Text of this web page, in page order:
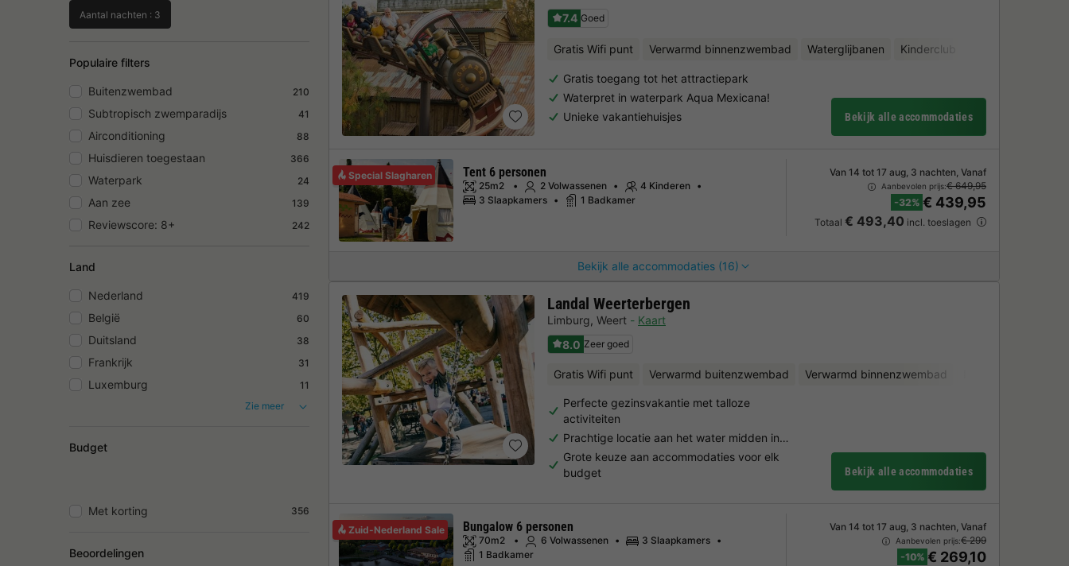
Aantal nachten : 3
Populaire filters
Buitenzwembad 210
Subtropisch zwemparadijs 41
Airconditioning 88
Huisdieren toegestaan 366
Waterpark 24
Aan zee 139
Reviewscore: 8+ 242
Land
Nederland 419
België 60
Duitsland 38
Frankrijk 31
Luxemburg
11
Zie meer
Budget
Met korting 356
Beoordelingen
7.4 Goed
Gratis Wifi punt Verwarmd binnenzwembad Waterglijbanen Kinderclub
Gratis toegang tot het attractiepark
Waterpret in waterpark Aqua Mexicana!
Unieke vakantiehuisjes
Bekijk alle accommodaties
Bekijk alle accommodaties (16)
Special Slagharen Tent 6 personen
25m2 2 Volwassenen
4 Kinderen
3 Slaapkamers
1 Badkamer
Van 14 tot 17 aug, 3 nachten, Vanaf
Aanbevolen prijs:€ 649,95
-32% € 439,95
Totaal € 493,40 incl. toeslagen
Landal Weerterbergen
Limburg, Weert
Kaart
8.0 Zeer goed
Gratis Wifi punt Verwarmd buitenzwembad Verwarmd binnenzwembad
Perfecte gezinsvakantie met talloze
activiteiten
Prachtige locatie aan het water midden in…
Grote keuze aan accommodaties voor elk
budget
Bekijk alle accommodaties
Zuid-Nederland Sale Bungalow 6 personen
70m2 6 Volwassenen
3 Slaapkamers
1 Badkamer
Van 14 tot 17 aug, 3 nachten, Vanaf
Aanbevolen prijs:€ 299
-10% € 269,10